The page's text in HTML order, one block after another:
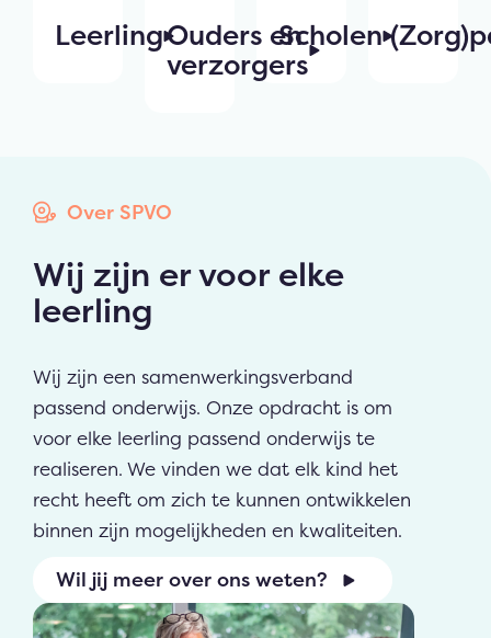
LeerlingOuders en
verzorgers
Scholen
Over SPVO
Wij zijn er voor elke
leerling
Wij zijn een samenwerkingsverband
passend onderwijs. Onze opdracht is om
voor elke leerling passend onderwijs te
realiseren. We vinden we dat elk kind het
recht heeft om zich te kunnen ontwikkelen
binnen zijn mogelijkheden en kwaliteiten.
Wil jij meer over ons weten?